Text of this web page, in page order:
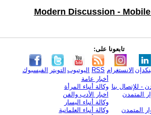
Modern Discussion -
تابعونا على:
الفيسبوك التويتر اليوتيوب RSS الانستغرام
- للإتصال بنا
المتمدن
المتمدن
أخبار عامة
وكالة أنباء المرأة
اخبار الأدب والفن
وكالة أنباء اليسار
وكالة أنباء العلمانية